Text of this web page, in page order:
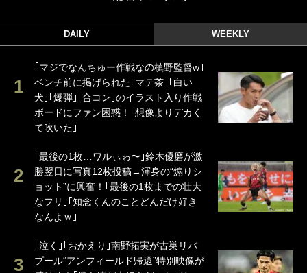
DAILY WEEKLY
｢マジでなんちゅー作戦なの槙野監督w｣
ベンチ前に掲げられた｢マテ茶｣｢白い
犬｣｢爆弾｣｢合コン｣のイラスト入り作戦
ボードにファン困惑！｢想像よりデカく
て吹いた｣
｢最後の1枚…ワルぃゎ〜｣鈴木優磨が激
勝翌日に写真12枚投稿→渾身の“煽りシ
ョット”に興奮！｢最後の1枚までの壮大
なフリ｣｢知念くんのことどんだけ好き
なんよｗ｣
｢泣く｣｢おかえり｣南野拓実が古巣リバ
プール“アンフィールド帰還”特別映像が